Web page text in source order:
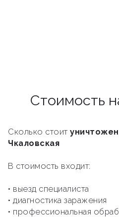
Стоимость
Сколько стоит
Чкаловская
В стоимость входит:
• выезд специалиста
• диагностика заражения
• профессиональная